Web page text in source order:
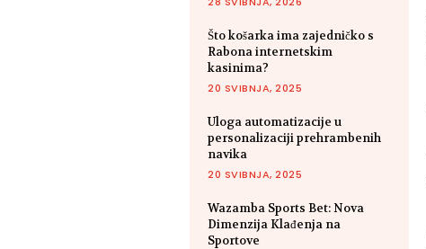
Što košarka ima zajedničko s
Rabona internetskim
kasinima?
20 SVIBNJA, 2025
Uloga automatizacije u
personalizaciji prehrambenih
navika
20 SVIBNJA, 2025
Wazamba Sports Bet: Nova
Dimenzija Klađenja na
Sportove